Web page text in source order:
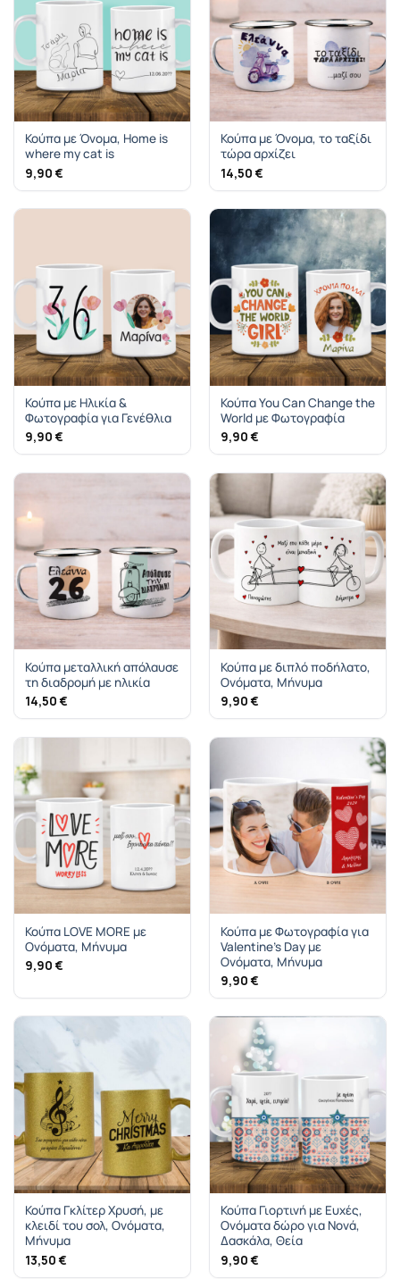
Κούπα με Όνομα, Home is
where my cat is
9,90 €
Κούπα με Όνομα, το ταξίδι
τώρα αρχίζει
14,50 €
Κούπα με Ηλικία &
Φωτογραφία για Γενέθλια
9,90 €
Κούπα You Can Change the
World με Φωτογραφία
9,90 €
Κούπα μεταλλική απόλαυσε
τη διαδρομή με ηλικία
14,50 €
Κούπα με διπλό ποδήλατο,
Ονόματα, Μήνυμα
9,90 €
Κούπα LOVE MORE με
Ονόματα, Μήνυμα
9,90 €
Κούπα με Φωτογραφία για
Valentine’s Day με
Ονόματα, Μήνυμα
9,90 €
Κούπα Γκλίτερ Χρυσή, με
κλειδί του σολ, Ονόματα,
Μήνυμα
13,50 €
Κούπα Γιορτινή με Ευχές,
Ονόματα δώρο για Νονά,
Δασκάλα, Θεία
9,90 €